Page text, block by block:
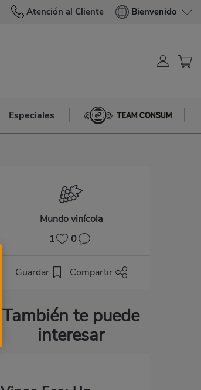
Atención al Cliente Bienvenido
Especiales Team Consum
Mundo vinícola
1
0
Guardar Compartir
También te puede
interesar